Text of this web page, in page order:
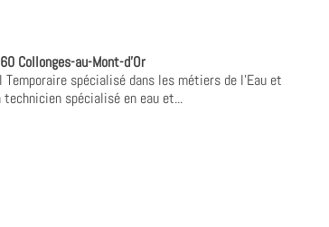
Collonges-au-Mont-d'Or
Temporaire spécialisé dans les métiers de l'Eau et
technicien spécialisé en eau et...